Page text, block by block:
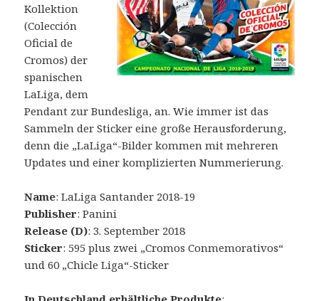
Kollektion
(Colección
Oficial de
Cromos) der
spanischen
LaLiga, dem
Pendant zur Bundesliga, an. Wie immer ist das
Sammeln der Sticker eine große Herausforderung,
denn die „LaLiga“-Bilder kommen mit mehreren
Updates und einer komplizierten Nummerierung.
Name: LaLiga Santander 2018-19
Publisher: Panini
Release (D): 3. September 2018
Sticker: 595 plus zwei „Cromos Conmemorativos“
und 60 „Chicle Liga“-Sticker